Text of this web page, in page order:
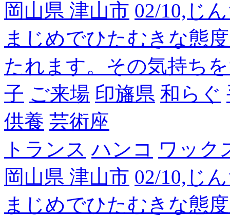
岡山県 津山市 02/10,じ
まじめでひたむきな態
たれます。その気持ち
子 ご来場 印旛県 和らぐ
供養 芸術座
トランス ハンコ ワック
岡山県 津山市 02/10,じ
まじめでひたむきな態